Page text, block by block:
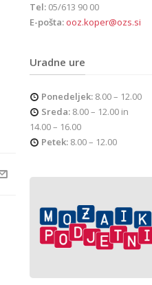
Tel: 05/613 90 00
E-pošta: ooz.koper@ozs.si
Uradne ure
Ponedeljek: 8.00 – 12.00
Sreda: 8.00 – 12.00 in
14.00 – 16.00
Petek: 8.00 – 12.00